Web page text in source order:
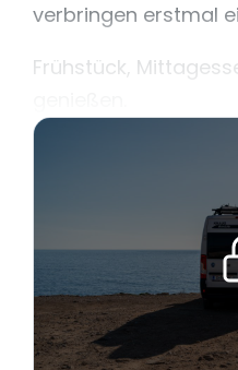
verbringen erstmal
Frühstück,